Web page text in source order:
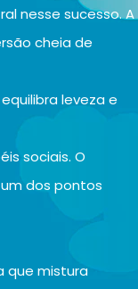
nesse sucesso. A
cheia de
leveza e
sociais. O
dos pontos
que mistura